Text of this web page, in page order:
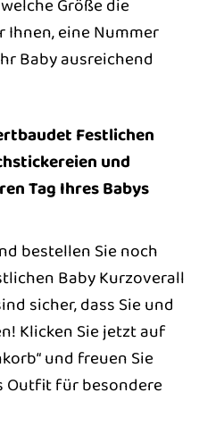
Größe die
eine Nummer
Baby ausreichend
Festlichen
und
Tag Ihres Babys
bestellen Sie noch
Baby Kurzoverall
sicher, dass Sie und
Klicken Sie jetzt auf
und freuen Sie
Outfit für besondere